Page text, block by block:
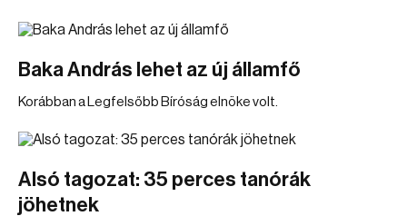
Baka András lehet az új államfő
Korábban a Legfelsőbb Bíróság elnöke volt.
Alsó tagozat: 35 perces tanórák
jöhetnek